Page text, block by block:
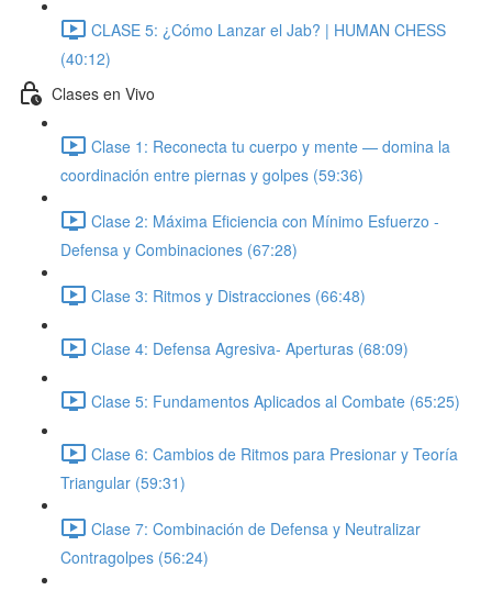
CLASE 5: ¿Cómo Lanzar el Jab? | HUMAN CHESS
(40:12)
Clases en Vivo
Clase 1: Reconecta tu cuerpo y mente — domina la
coordinación entre piernas y golpes (59:36)
Clase 2: Máxima Eficiencia con Mínimo Esfuerzo -
Defensa y Combinaciones (67:28)
Clase 3: Ritmos y Distracciones (66:48)
Clase 4: Defensa Agresiva- Aperturas (68:09)
Clase 5: Fundamentos Aplicados al Combate (65:25)
Clase 6: Cambios de Ritmos para Presionar y Teoría
Triangular (59:31)
Clase 7: Combinación de Defensa y Neutralizar
Contragolpes (56:24)